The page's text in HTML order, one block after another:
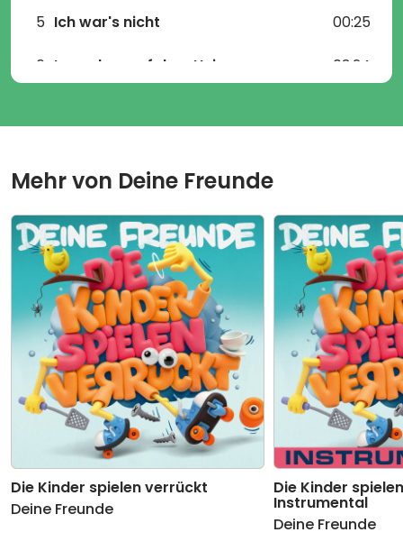
5 Ich war's nicht 00:25
6 Irgendwo auf dem Heimweg 03:24
9 Schluckauf
10 Du musst nicht 03:20
11 Ich war's immer noch nicht 00:24
12 Wünsch dir was 03:02
13 Du hast da was 00:54
14Im Paradies 03:09
Das lang ersehnte Lied der Hühner 00:47
16 Wie heißt das Zauberwort? 02:42
Mehr von Deine Freunde
Die Kinder spielen verrückt
Deine Freunde
Die Kinder
Instrumental
Deine Freunde